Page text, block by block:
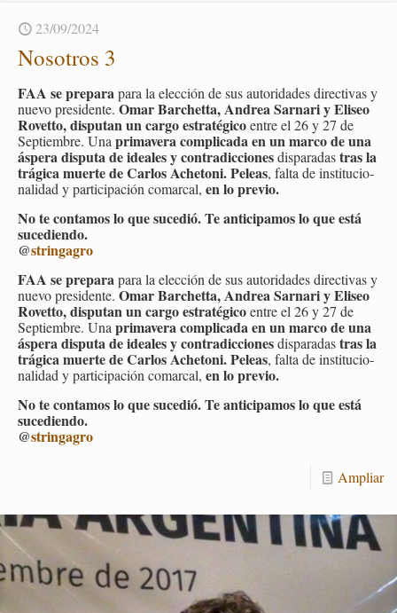
23/09/2024
No­so­tros 3
FAA se pre­pa­rapara la elec­ción de sus au­to­ri­da­des di­rec­ti­vas y
nuevo pre­si­den­te.Omar Bar­chet­ta, An­drea Sar­na­ri y Eli­seo
Ro­vet­to, dispu­tan un cargo es­tra­té­gi­coentre el 26 y 27 de
Sep­tiem­bre. Una pri­ma­ve­ra com­pli­ca­da en un marco de una
ás­pe­ra dispu­ta de idea­les y con­tra­dic­cio­nesdis­pa­ra­dastras la
trá­gi­ca muer­te de Car­los Ache­to­ni. Pe­leas, falta de ins­ti­tu­cio­
na­li­dad y par­ti­ci­pa­ción co­mar­cal, en lo pre­vio.
No te con­ta­mos lo que su­ce­dió. Te an­ti­ci­pa­mos lo que está
su­ce­dien­do.
@strin­ga­gro
FAA se pre­pa­rapara la elec­ción de sus au­to­ri­da­des di­rec­ti­vas y
nuevo pre­si­den­te.Omar Bar­chet­ta, An­drea Sar­na­ri y Eli­seo
Ro­vet­to, dispu­tan un cargo es­tra­té­gi­coentre el 26 y 27 de
Sep­tiem­bre. Una pri­ma­ve­ra com­pli­ca­da en un marco de una
ás­pe­ra dispu­ta de idea­les y con­tra­dic­cio­nesdis­pa­ra­dastras la
trá­gi­ca muer­te de Car­los Ache­to­ni. Pe­leas, falta de ins­ti­tu­cio­
na­li­dad y par­ti­ci­pa­ción co­mar­cal, en lo pre­vio.
No te con­ta­mos lo que su­ce­dió. Te an­ti­ci­pa­mos lo que está
su­ce­dien­do.
@strin­ga­gro
Am­pliar